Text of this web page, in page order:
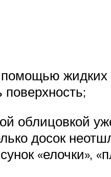
жидких
облицовкой
досок
«елочки»,